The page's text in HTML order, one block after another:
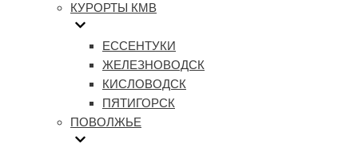
КУРОРТЫ КМВ
ЕССЕНТУКИ
ЖЕЛЕЗНОВОДСК
КИСЛОВОДСК
ПЯТИГОРСК
ПОВОЛЖЬЕ